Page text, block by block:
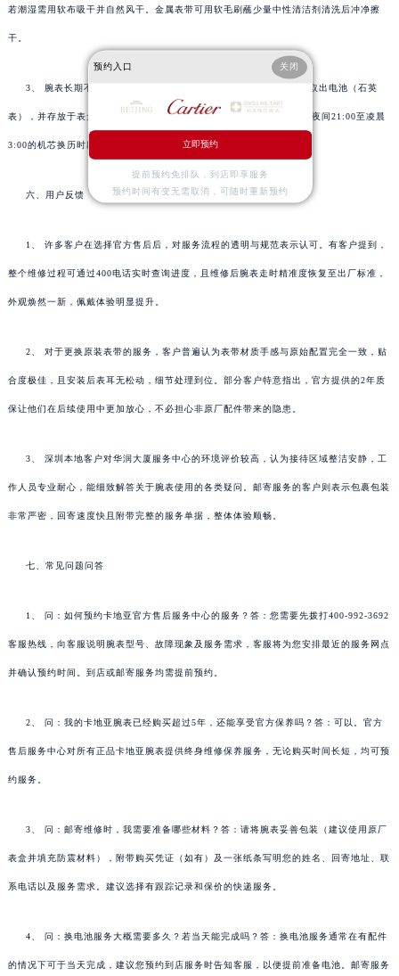
若潮湿需用软布吸干并自然风干。金属表带可用软毛刷蘸少量中性清洁剂清洗后冲净擦
干。
3、 腕表长期不佩戴时，建议每月手动上链一次（自动机械表）或取出电池（石英
表），并存放于表盒中避免灰尘与撞击。手动调节日历功能时，应避开夜间21:00至凌晨
3:00的机芯换历时段，以免损坏齿轮。
六、用户反馈
1、 许多客户在选择官方售后后，对服务流程的透明与规范表示认可。有客户提到，
整个维修过程可通过400电话实时查询进度，且维修后腕表走时精准度恢复至出厂标准，
外观焕然一新，佩戴体验明显提升。
2、 对于更换原装表带的服务，客户普遍认为表带材质手感与原始配置完全一致，贴
合度极佳，且安装后表耳无松动，细节处理到位。部分客户特意指出，官方提供的2年质
保让他们在后续使用中更加放心，不必担心非原厂配件带来的隐患。
3、 深圳本地客户对华润大厦服务中心的环境评价较高，认为接待区域整洁安静，工
作人员专业耐心，能细致解答关于腕表使用的各类疑问。邮寄服务的客户则表示包裹包装
非常严密，回寄速度快且附带完整的服务单据，整体体验顺畅。
七、常见问题问答
1、 问：如何预约卡地亚官方售后服务中心的服务？答：您需要先拨打400-992-3692
客服热线，向客服说明腕表型号、故障现象及服务需求，客服将为您安排最近的服务网点
并确认预约时间。到店或邮寄服务均需提前预约。
2、 问：我的卡地亚腕表已经购买超过5年，还能享受官方保养吗？答：可以。官方
售后服务中心对所有正品卡地亚腕表提供终身维修保养服务，无论购买时间长短，均可预
约服务。
3、 问：邮寄维修时，我需要准备哪些材料？答：请将腕表妥善包装（建议使用原厂
表盒并填充防震材料），附带购买凭证（如有）及一张纸条写明您的姓名、回寄地址、联
系电话以及服务需求。建议选择有跟踪记录和保价的快递服务。
4、 问：换电池服务大概需要多久？若当天能完成吗？答：换电池服务通常在有配件
的情况下可于当天完成，建议您预约到店服务时告知客服，以便提前准备电池。邮寄服务
预约入口 关闭
立即预约
提前预约免排队，到店即享服务
预约时间有变无需取消，可随时重新预约